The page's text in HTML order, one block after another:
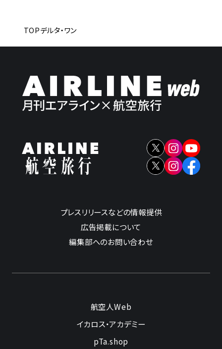
TOPデルタ・ワン
プレスリリースなどの情報提供
広告掲載について
編集部へのお問い合わせ
航空人Web
イカロス・アカデミー
pTa.shop